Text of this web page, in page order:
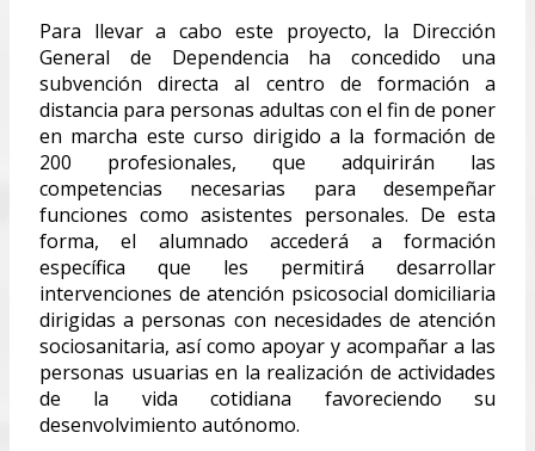
Para llevar a cabo este proyecto, la Dirección
General de Dependencia ha concedido una
subvención directa al centro de formación a
distancia para personas adultas con el fin de poner
en marcha este curso dirigido a la formación de
200 profesionales, que adquirirán las
competencias necesarias para desempeñar
funciones como asistentes personales. De esta
forma, el alumnado accederá a formación
específica que les permitirá desarrollar
intervenciones de atención psicosocial domiciliaria
dirigidas a personas con necesidades de atención
sociosanitaria, así como apoyar y acompañar a las
personas usuarias en la realización de actividades
de la vida cotidiana favoreciendo su
desenvolvimiento autónomo.